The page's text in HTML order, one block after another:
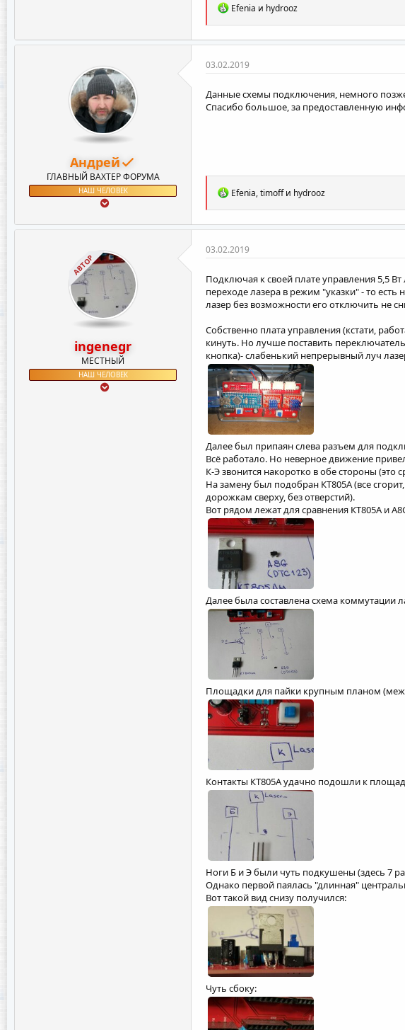
Р
а
к
и
Efenia и hydrooz
Андрей
ГЛАВНЫЙ ВАХТЕР ФОРУМА
НАШ ЧЕЛОВЕК
03.02.2019
Данные схемы подключения, немного
Спасибо большое, за предоставленную
Р
а
к
и
Efenia,timoffи hydrooz
АВТОР
ingenegr
МЕСТНЫЙ
НАШ ЧЕЛОВЕК
03.02.2019
Подключая к своей плате управления 5,5
переходе лазера в режим "указки" - то
лазер без возможности его отключить не
Собственно плата управления (кстати,
кинуть. Но лучше поставить
кнопка)- слабенький непрерывный луч
Далее был припаян слева разъем для
Всё работало. Но неверное движение
К-Э звонится накоротко в обе стороны
На замену был подобран КТ805А (все
дорожкам сверху, без отверстий).
Вот рядом лежат для сравнения КТ805А и
Далее была составлена схема коммутации
Площадки для пайки крупным планом
Контакты КТ805А удачно подошли к
Ноги Б и Э были чуть подкушены (здесь 7
Однако первой паялась "длинная"
Вот такой вид снизу получился:
Чуть сбоку: